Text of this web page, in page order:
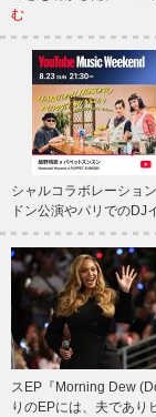
む
シャルコラボレーショ
ドン公演やパリでの
スEP『Morning Dew
りのEPには、夫であり